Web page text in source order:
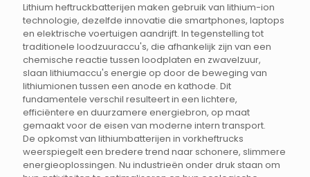
Lithium heftruckbatterijen maken gebruik van lithium-ion
technologie, dezelfde innovatie die smartphones, laptops
en elektrische voertuigen aandrijft. In tegenstelling tot
traditionele loodzuuraccu's, die afhankelijk zijn van een
chemische reactie tussen loodplaten en zwavelzuur,
slaan lithiumaccu's energie op door de beweging van
lithiumionen tussen een anode en kathode. Dit
fundamentele verschil resulteert in een lichtere,
efficiëntere en duurzamere energiebron, op maat
gemaakt voor de eisen van moderne intern transport.
De opkomst van lithiumbatterijen in vorkheftrucks
weerspiegelt een bredere trend naar schonere, slimmere
energieoplossingen. Nu industrieën onder druk staan om